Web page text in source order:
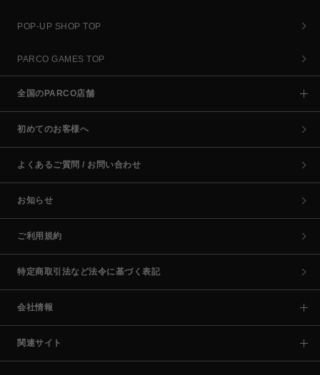
POP-UP SHOP TOP
PARCO GAMES TOP
全国のPARCO店舗
初めてのお客様へ
よくあるご質問 / お問い合わせ
お知らせ
ご利用規約
特定商取引法など法令に基づく表記
会社情報
関連サイト